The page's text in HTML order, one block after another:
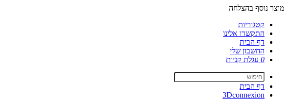
מוצר נוסף בהצלחה
קטגוריות
התקשרו אלינו
דף הבית
החשבון שלי
0 עגלת קניות
דף הבית
3Dconnexion